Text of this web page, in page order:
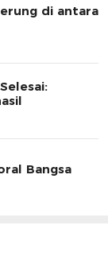
di antara
Bangsa